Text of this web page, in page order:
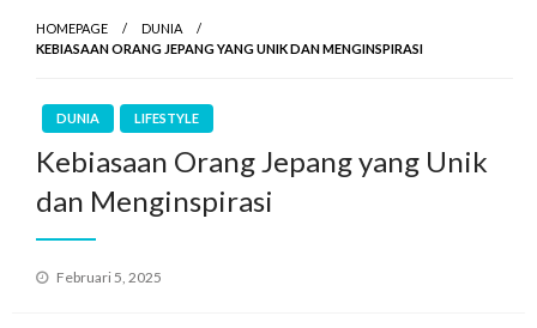
HOMEPAGE
DUNIA
KEBIASAAN ORANG JEPANG YANG UNIK DAN MENGINSPIRASI
DUNIA LIFESTYLE
Kebiasaan Orang Jepang yang Unik
dan Menginspirasi
Posted
Februari 5, 2025